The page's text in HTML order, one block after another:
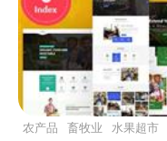
农产品 畜牧业 水果超市